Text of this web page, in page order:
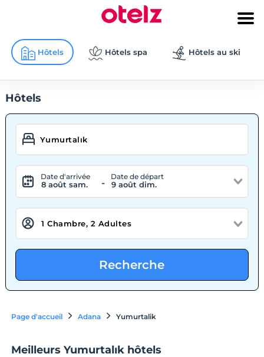
Hôtels Hôtels spa Hôtels au ski
Hôtels
Date d'arrivée
8 août sam. -
Date de départ
9 août dim.
Recherche
Page d'accueil Adana Yumurtalik
Meilleurs Yumurtalık hôtels